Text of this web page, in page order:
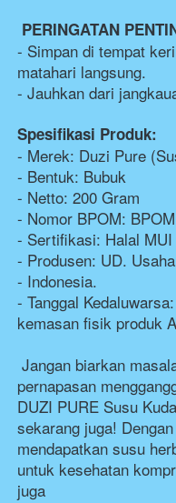
PERINGATAN
- Simpan di tempat
matahari langsung.
- Jauhkan dari
Spesifikasi Produk:
- Merek: Duzi Pure
- Bentuk: Bubuk
- Netto: 200 Gram
- Nomor BPOM:
- Sertifikasi: Halal MUI
- Produsen: UD.
- Indonesia.
- Tanggal
kemasan fisik produk
Jangan biarkan
pernapasan
DUZI PURE Susu
sekarang juga!
mendapatkan susu
untuk kesehatan
juga